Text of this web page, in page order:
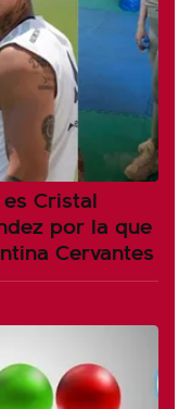
Cristal
por la que
Cervantes